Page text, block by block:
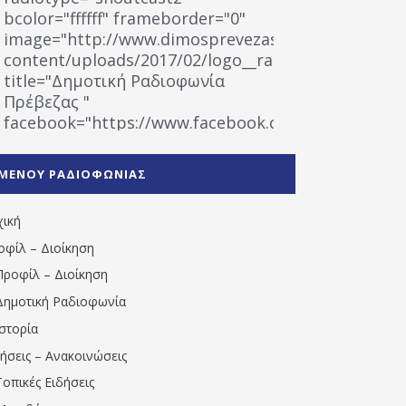
bcolor="ffffff" frameborder="0"
image="http://www.dimosprevezas.gr/wp-
content/uploads/2017/02/logo__radiofonias.jpg"
title="Δημοτική Ραδιοφωνία
Πρέβεζας "
facebook="https://www.facebook.com/
1531194763766854/" artist="" ]
ΡΑΔΙΟΦΩΝΙΑΣ
– Διοίκηση
– Διοίκηση
Ραδιοφωνία
– Ανακοινώσεις
Ειδήσεις